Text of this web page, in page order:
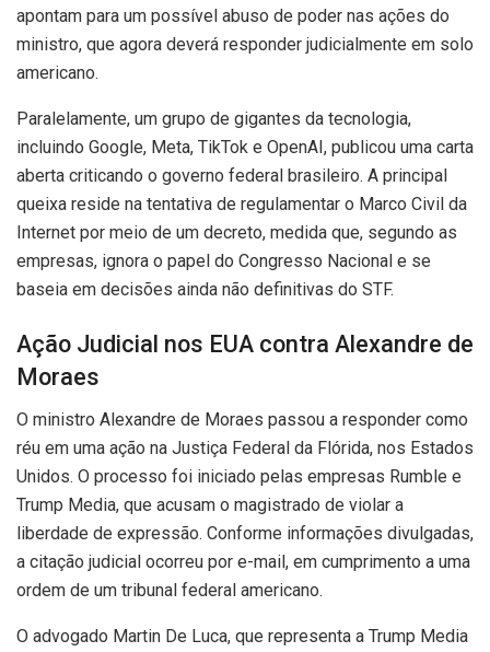
apontam para um possível abuso de poder nas ações do
ministro, que agora deverá responder judicialmente em solo
americano.
Paralelamente, um grupo de gigantes da tecnologia,
incluindo Google, Meta, TikTok e OpenAI, publicou uma carta
aberta criticando o governo federal brasileiro. A principal
queixa reside na tentativa de regulamentar o Marco Civil da
Internet por meio de um decreto, medida que, segundo as
empresas, ignora o papel do Congresso Nacional e se
baseia em decisões ainda não definitivas do STF.
Ação Judicial nos EUA contra Alexandre de
Moraes
O ministro Alexandre de Moraes passou a responder como
réu em uma ação na Justiça Federal da Flórida, nos Estados
Unidos. O processo foi iniciado pelas empresas Rumble e
Trump Media, que acusam o magistrado de violar a
liberdade de expressão. Conforme informações divulgadas,
a citação judicial ocorreu por e-mail, em cumprimento a uma
ordem de um tribunal federal americano.
O advogado Martin De Luca, que representa a Trump Media